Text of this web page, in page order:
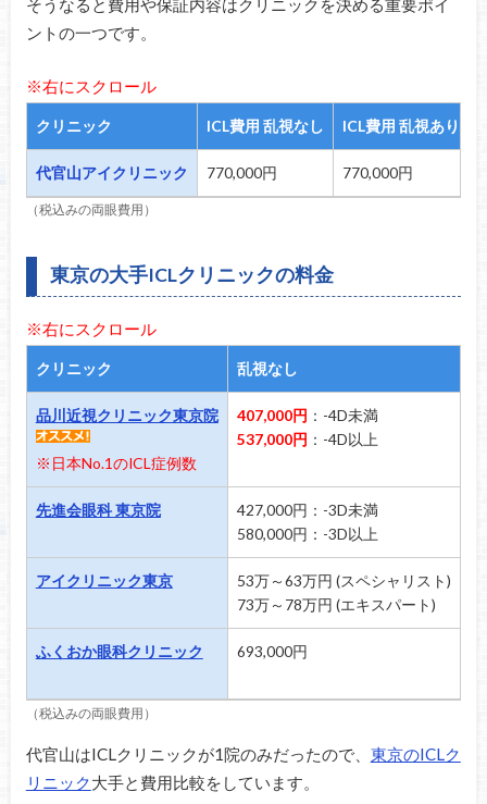
そうなると費用や保証内容はクリニックを決める重要ポイ
ントの一つです。
※右にスクロール
クリニック ICL費用 乱視なし ICL費用 乱視あり
代官山アイクリニック 770,000円 770,000円
（税込みの両眼費用）
東京の大手ICLクリニックの料金
※右にスクロール
クリニック 乱視なし
品川近視クリニック東京院
※日本No.1のICL症例数
407,000円 ：-4D未満
537,000円 ：-4D以上
先進会眼科 東京院
427,000円：-3D未満
580,000円：-3D以上
アイクリニック東京
53万～63万円 (スペシャリスト)
73万～78万円 (エキスパート)
ふくおか眼科クリニック 693,000円
（税込みの両眼費用）
代官山はICLクリニックが1院のみだったので、 東京のICLク
リニック大手と費用比較をしています。